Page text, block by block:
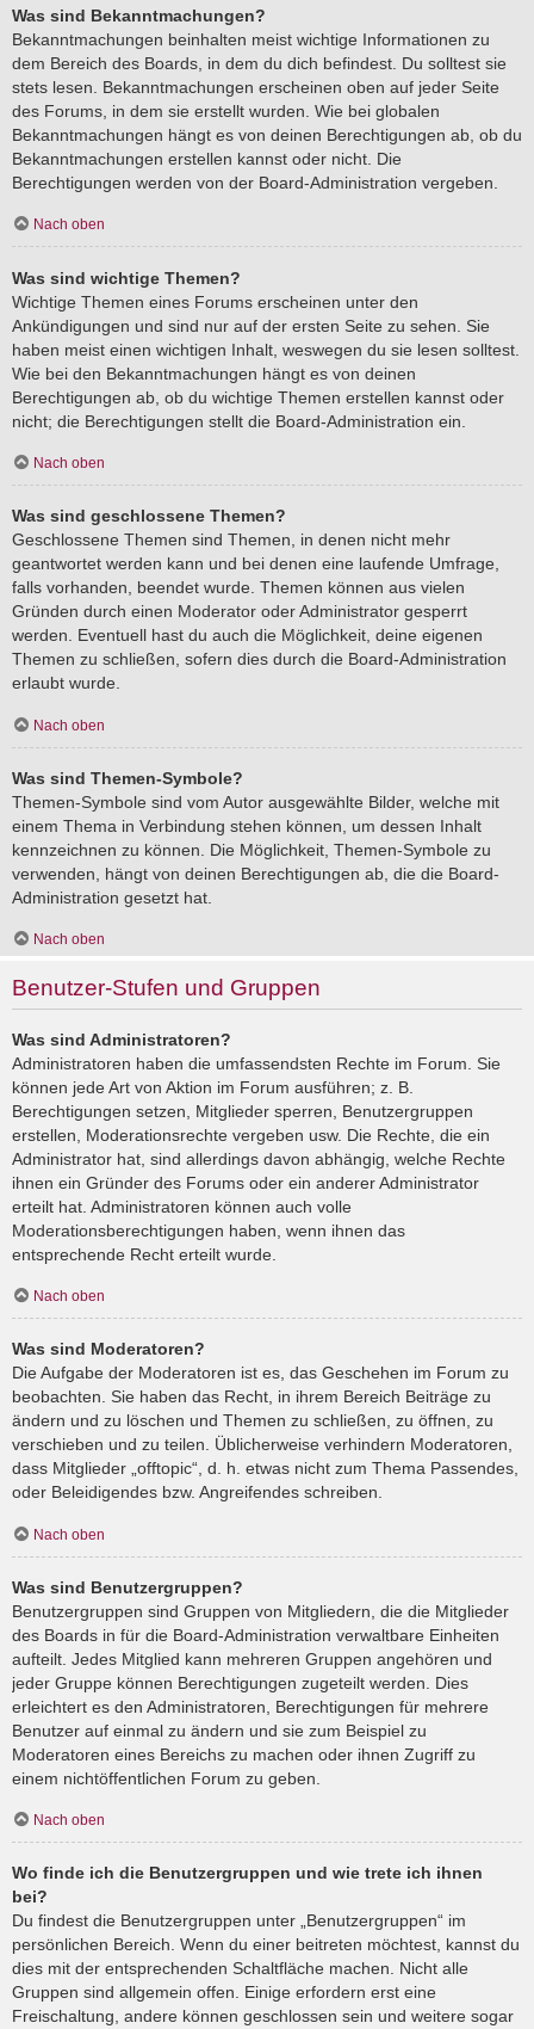
Was sind Bekanntmachungen?
Bekanntmachungen beinhalten meist wichtige Informationen zu
dem Bereich des Boards, in dem du dich befindest. Du solltest sie
stets lesen. Bekanntmachungen erscheinen oben auf jeder Seite
des Forums, in dem sie erstellt wurden. Wie bei globalen
Bekanntmachungen hängt es von deinen Berechtigungen ab, ob du
Bekanntmachungen erstellen kannst oder nicht. Die
Berechtigungen werden von der Board-Administration vergeben.
Nach oben
Was sind wichtige Themen?
Wichtige Themen eines Forums erscheinen unter den
Ankündigungen und sind nur auf der ersten Seite zu sehen. Sie
haben meist einen wichtigen Inhalt, weswegen du sie lesen solltest.
Wie bei den Bekanntmachungen hängt es von deinen
Berechtigungen ab, ob du wichtige Themen erstellen kannst oder
nicht; die Berechtigungen stellt die Board-Administration ein.
Nach oben
Was sind geschlossene Themen?
Geschlossene Themen sind Themen, in denen nicht mehr
geantwortet werden kann und bei denen eine laufende Umfrage,
falls vorhanden, beendet wurde. Themen können aus vielen
Gründen durch einen Moderator oder Administrator gesperrt
werden. Eventuell hast du auch die Möglichkeit, deine eigenen
Themen zu schließen, sofern dies durch die Board-Administration
erlaubt wurde.
Nach oben
Was sind Themen-Symbole?
Themen-Symbole sind vom Autor ausgewählte Bilder, welche mit
einem Thema in Verbindung stehen können, um dessen Inhalt
kennzeichnen zu können. Die Möglichkeit, Themen-Symbole zu
verwenden, hängt von deinen Berechtigungen ab, die die Board-
Administration gesetzt hat.
Nach oben
Benutzer-Stufen und Gruppen
Was sind Administratoren?
Administratoren haben die umfassendsten Rechte im Forum. Sie
können jede Art von Aktion im Forum ausführen; z. B.
Berechtigungen setzen, Mitglieder sperren, Benutzergruppen
erstellen, Moderationsrechte vergeben usw. Die Rechte, die ein
Administrator hat, sind allerdings davon abhängig, welche Rechte
ihnen ein Gründer des Forums oder ein anderer Administrator
erteilt hat. Administratoren können auch volle
Moderationsberechtigungen haben, wenn ihnen das
entsprechende Recht erteilt wurde.
Nach oben
Was sind Moderatoren?
Die Aufgabe der Moderatoren ist es, das Geschehen im Forum zu
beobachten. Sie haben das Recht, in ihrem Bereich Beiträge zu
ändern und zu löschen und Themen zu schließen, zu öffnen, zu
verschieben und zu teilen. Üblicherweise verhindern Moderatoren,
dass Mitglieder „offtopic“, d. h. etwas nicht zum Thema Passendes,
oder Beleidigendes bzw. Angreifendes schreiben.
Nach oben
Was sind Benutzergruppen?
Benutzergruppen sind Gruppen von Mitgliedern, die die Mitglieder
des Boards in für die Board-Administration verwaltbare Einheiten
aufteilt. Jedes Mitglied kann mehreren Gruppen angehören und
jeder Gruppe können Berechtigungen zugeteilt werden. Dies
erleichtert es den Administratoren, Berechtigungen für mehrere
Benutzer auf einmal zu ändern und sie zum Beispiel zu
Moderatoren eines Bereichs zu machen oder ihnen Zugriff zu
einem nichtöffentlichen Forum zu geben.
Nach oben
Wo finde ich die Benutzergruppen und wie trete ich ihnen
bei?
Du findest die Benutzergruppen unter „Benutzergruppen“ im
persönlichen Bereich. Wenn du einer beitreten möchtest, kannst du
dies mit der entsprechenden Schaltfläche machen. Nicht alle
Gruppen sind allgemein offen. Einige erfordern erst eine
Freischaltung, andere können geschlossen sein und weitere sogar